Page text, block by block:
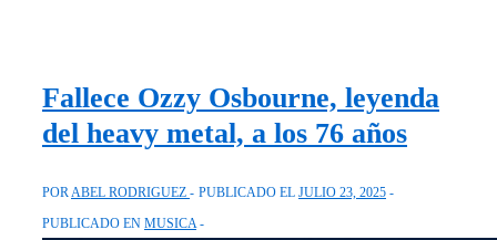
Fallece Ozzy Osbourne, leyenda
del heavy metal, a los 76 años
PORABEL RODRIGUEZ PUBLICADO EL JULIO 23, 2025
PUBLICADO EN MUSICA